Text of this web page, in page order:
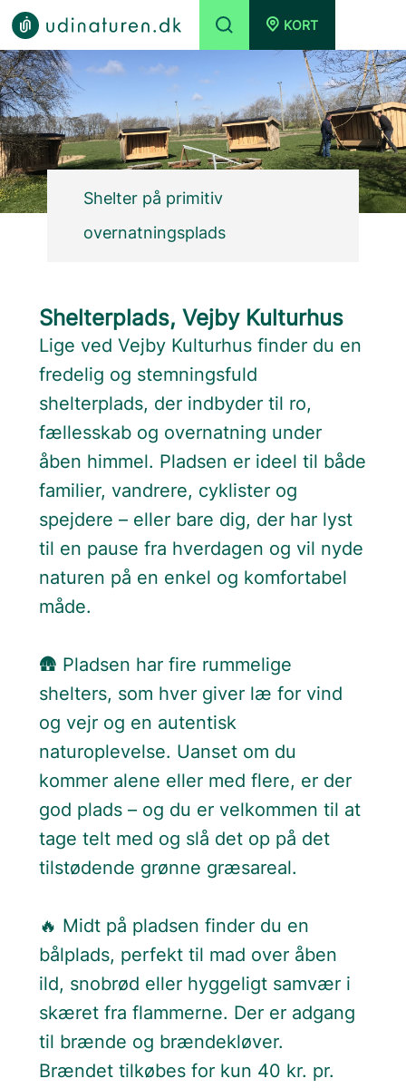
KORT
Shelter på primitiv
overnatningsplads
Shelterplads, Vejby Kulturhus
Lige ved Vejby Kulturhus finder du en
fredelig og stemningsfuld
shelterplads, der indbyder til ro,
fællesskab og overnatning under
åben himmel. Pladsen er ideel til både
familier, vandrere, cyklister og
spejdere – eller bare dig, der har lyst
til en pause fra hverdagen og vil nyde
naturen på en enkel og komfortabel
måde.
🛖 Pladsen har fire rummelige
shelters, som hver giver læ for vind
og vejr og en autentisk
naturoplevelse. Uanset om du
kommer alene eller med flere, er der
god plads – og du er velkommen til at
tage telt med og slå det op på det
tilstødende grønne græsareal.
🔥 Midt på pladsen finder du en
bålplads, perfekt til mad over åben
ild, snobrød eller hyggeligt samvær i
skæret fra flammerne. Der er adgang
til brænde og brændekløver.
Brændet tilkøbes for kun 40 kr. pr.